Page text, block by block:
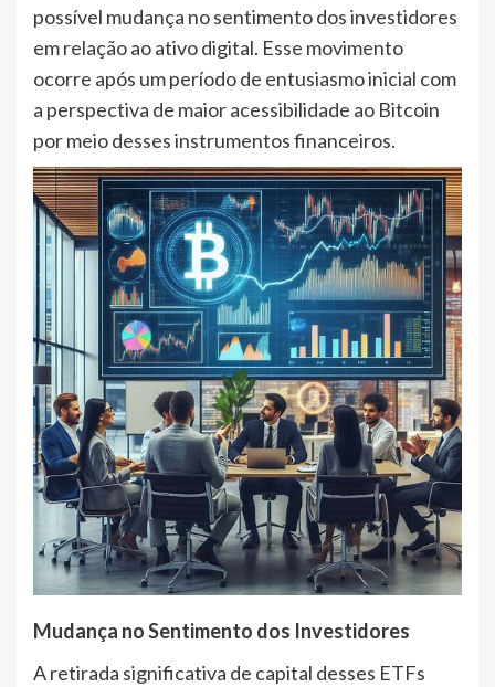
possível mudança no sentimento dos investidores
em relação ao ativo digital. Esse movimento
ocorre após um período de entusiasmo inicial com
a perspectiva de maior acessibilidade ao Bitcoin
por meio desses instrumentos financeiros.
Mudança no Sentimento dos Investidores
A retirada significativa de capital desses ETFs